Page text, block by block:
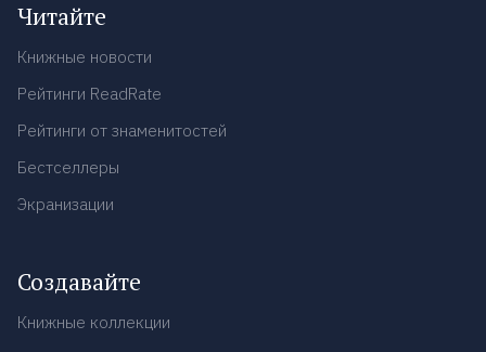
Читайте
Книжные новости
Рейтинги ReadRate
Рейтинги от знаменитостей
Бестселлеры
Экранизации
Создавайте
Книжные коллекции